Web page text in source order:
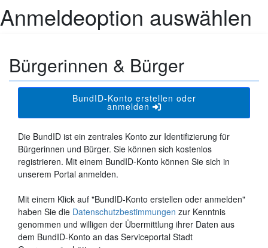
Anmeldeoption auswählen
Bürgerinnen & Bürger
BundID-Konto erstellen oder
anmelden
Die BundID ist ein zentrales Konto zur Identifizierung für
Bürgerinnen und Bürger. Sie können sich kostenlos
registrieren. Mit einem BundID-Konto können Sie sich in
unserem Portal anmelden.
Mit einem Klick auf "BundID-Konto erstellen oder anmelden"
haben Sie die Datenschutzbestimmungen zur Kenntnis
genommen und willigen der Übermittlung ihrer Daten aus
dem BundID-Konto an das Serviceportal Stadt